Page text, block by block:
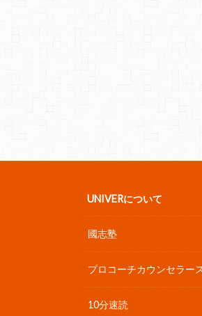
UNIVERについて
國志塾
プロコーチカウンセラー
10分速読